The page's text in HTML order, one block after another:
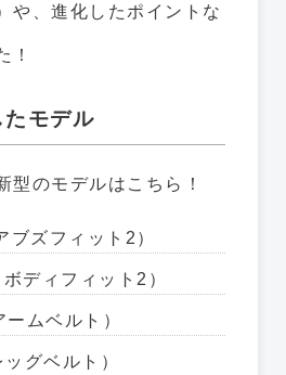
や、進化したポイントな
！
たモデル
型のモデルはこちら！
ズフィット2）
ディフィット2）
ムベルト）
グベルト）